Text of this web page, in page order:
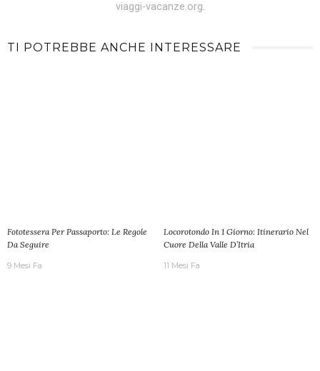
viaggi-vacanze.org.
TI POTREBBE ANCHE INTERESSARE
Fototessera Per Passaporto: Le Regole
Da Seguire
9 Mesi Fa
Locorotondo In 1 Giorno: Itinerario Nel
Cuore Della Valle D’Itria
11 Mesi Fa